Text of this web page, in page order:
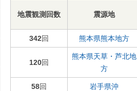
地震観測回数 震源地
342回 熊本県熊本地方
120回
熊本県天草・芦北地
方
58回 岩手県沖